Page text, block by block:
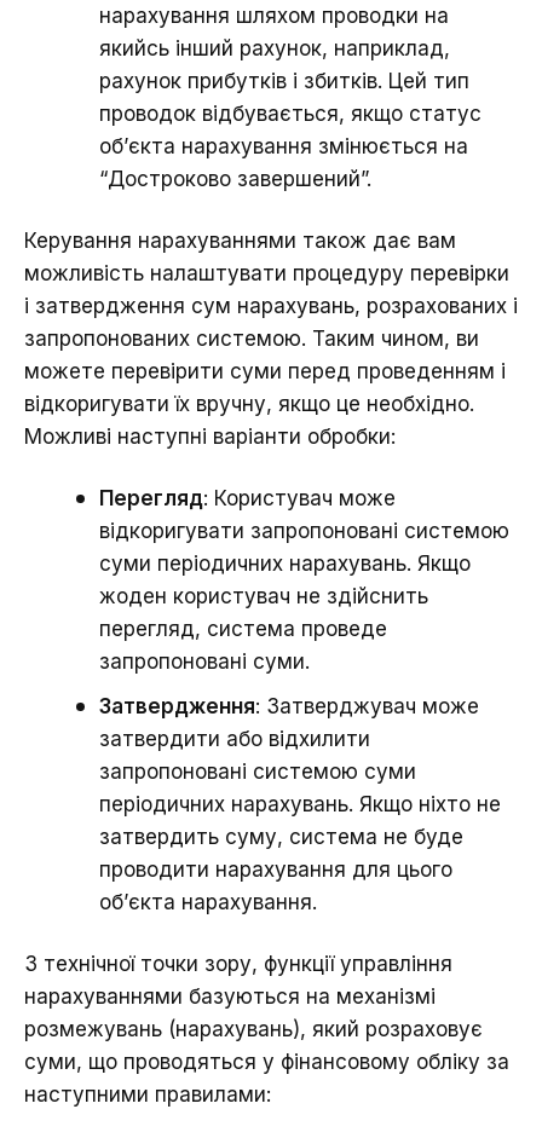
нарахування шляхом проводки на
якийсь інший рахунок, наприклад,
рахунок прибутків і збитків. Цей тип
проводок відбувається, якщо статус
об’єкта нарахування змінюється на
“Достроково завершений”.
Керування нарахуваннями також дає вам
можливість налаштувати процедуру перевірки
і затвердження сум нарахувань, розрахованих і
запропонованих системою. Таким чином, ви
можете перевірити суми перед проведенням і
відкоригувати їх вручну, якщо це необхідно.
Можливі наступні варіанти обробки:
Перегляд: Користувач може
відкоригувати запропоновані системою
суми періодичних нарахувань. Якщо
жоден користувач не здійснить
перегляд, система проведе
запропоновані суми.
Затвердження: Затверджувач може
затвердити або відхилити
запропоновані системою суми
періодичних нарахувань. Якщо ніхто не
затвердить суму, система не буде
проводити нарахування для цього
об’єкта нарахування.
З технічної точки зору, функції управління
нарахуваннями базуються на механізмі
розмежувань (нарахувань), який розраховує
суми, що проводяться у фінансовому обліку за
наступними правилами: